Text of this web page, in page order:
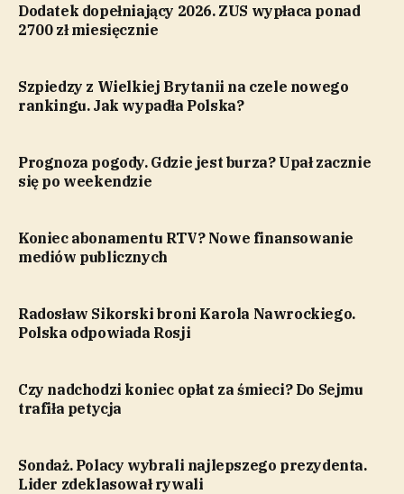
Dodatek dopełniający 2026. ZUS wypłaca ponad
2700 zł miesięcznie
Szpiedzy z Wielkiej Brytanii na czele nowego
rankingu. Jak wypadła Polska?
Prognoza pogody. Gdzie jest burza? Upał zacznie
się po weekendzie
Koniec abonamentu RTV? Nowe finansowanie
mediów publicznych
Radosław Sikorski broni Karola Nawrockiego.
Polska odpowiada Rosji
Czy nadchodzi koniec opłat za śmieci? Do Sejmu
trafiła petycja
Sondaż. Polacy wybrali najlepszego prezydenta.
Lider zdeklasował rywali